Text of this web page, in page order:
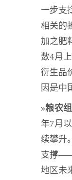
一步支
相关的
加之肥
数4月
衍生品
因是中
»粮农
年7月
续攀升
支撑——
地区未